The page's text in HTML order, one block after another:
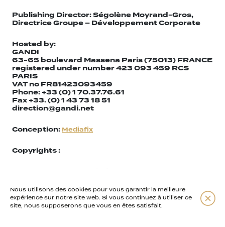
Publishing Director: Ségolène Moyrand-Gros,
Directrice Groupe – Développement Corporate
Hosted by:
GANDI
63-65 boulevard Massena Paris (75013) FRANCE
registered under number 423 093 459 RCS
PARIS
VAT no FR81423093459
Phone: +33 (0) 1 70.37.76.61
Fax +33. (0) 1 43 73 18 51
direction@gandi.net
Conception: Mediafix
Copyrights :
• Homepage: ©La Mobylette Jaune
• Theme “pharmaceutical innovation” :
©Véronique Védrenne
• Suppocire picture: ©Véronique Védrenne
• Theme “research in botany and plant chemistry”:
Nous utilisons des cookies pour vous garantir la meilleure
expérience sur notre site web. Si vous continuez à utiliser ce
site, nous supposerons que vous en êtes satisfait.